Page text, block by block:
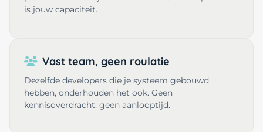
is jouw capaciteit.
Vast team, geen roulatie
Dezelfde developers die je systeem gebouwd
hebben, onderhouden het ook. Geen
kennisoverdracht, geen aanlooptijd.